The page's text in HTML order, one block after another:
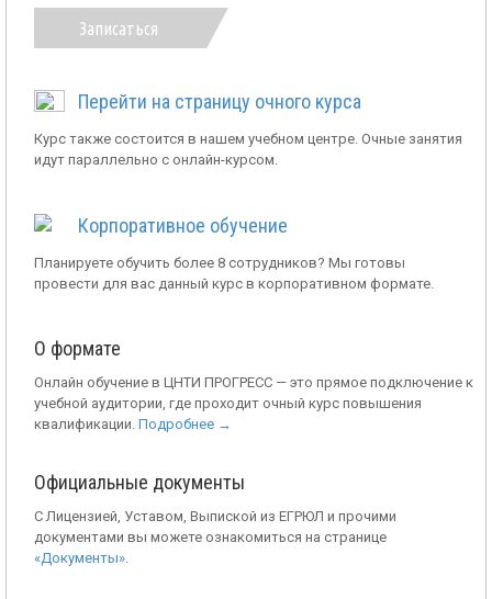
Записаться
Перейти на страницу очного курса
Курс также состоится в нашем учебном центре. Очные занятия
идут параллельно с онлайн-курсом.
Корпоративное обучение
Планируете обучить более 8 сотрудников? Мы готовы
провести для вас данный курс в корпоративном формате.
О формате
Онлайн обучение в ЦНТИ ПРОГРЕСС — это прямое подключение к
учебной аудитории, где проходит очный курс повышения
квалификации. Подробнее →
Официальные документы
С Лицензией, Уставом, Выпиской из ЕГРЮЛ и прочими
документами вы можете ознакомиться на странице
«Документы».